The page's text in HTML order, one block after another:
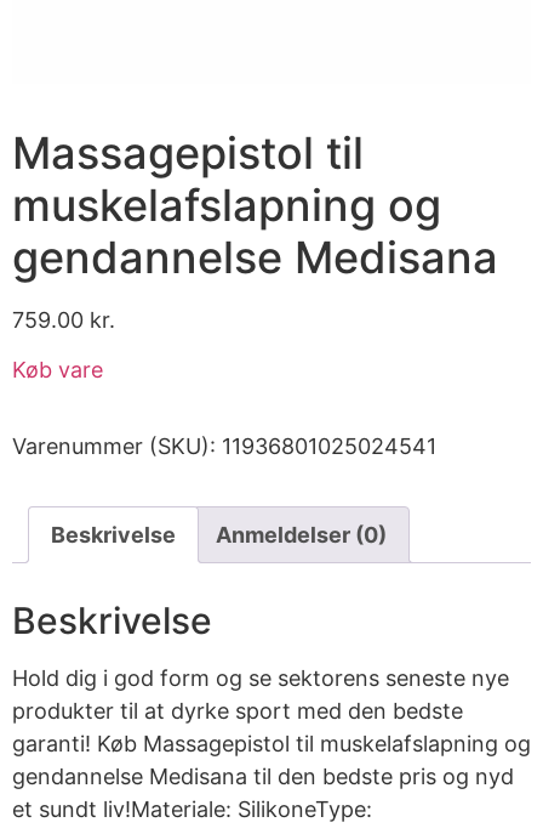
Massagepistol til
muskelafslapning og
gendannelse Medisana
759.00 kr.
Køb vare
Varenummer (SKU): 11936801025024541
Beskrivelse Anmeldelser (0)
Beskrivelse
Hold dig i god form og se sektorens seneste nye
produkter til at dyrke sport med den bedste
garanti! Køb Massagepistol til muskelafslapning og
gendannelse Medisana til den bedste pris og nyd
et sundt liv!Materiale: SilikoneType: